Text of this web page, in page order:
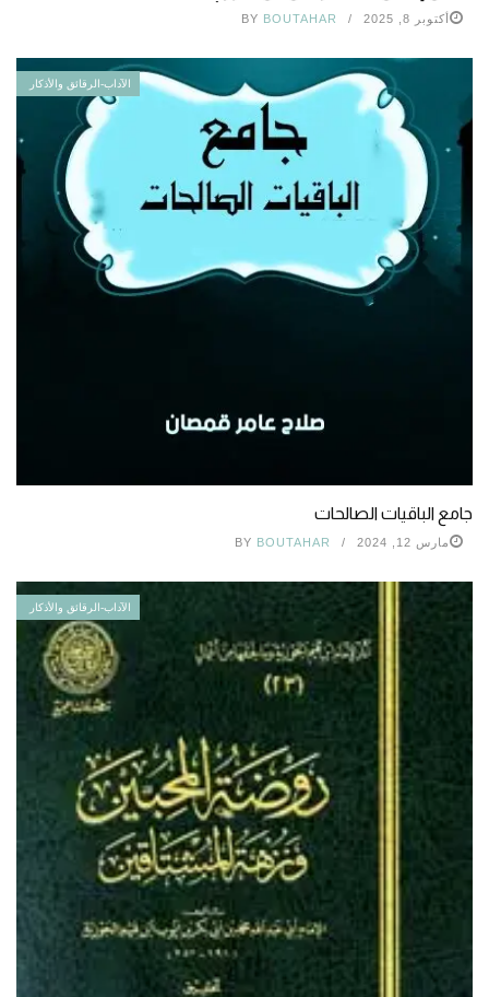
أكتوبر 8, 2025 BY BOUTAHAR
الآداب-الرقائق والأذكار
جامع الباقيات الصالحات
مارس 12, 2024 BY BOUTAHAR
الآداب-الرقائق والأذكار